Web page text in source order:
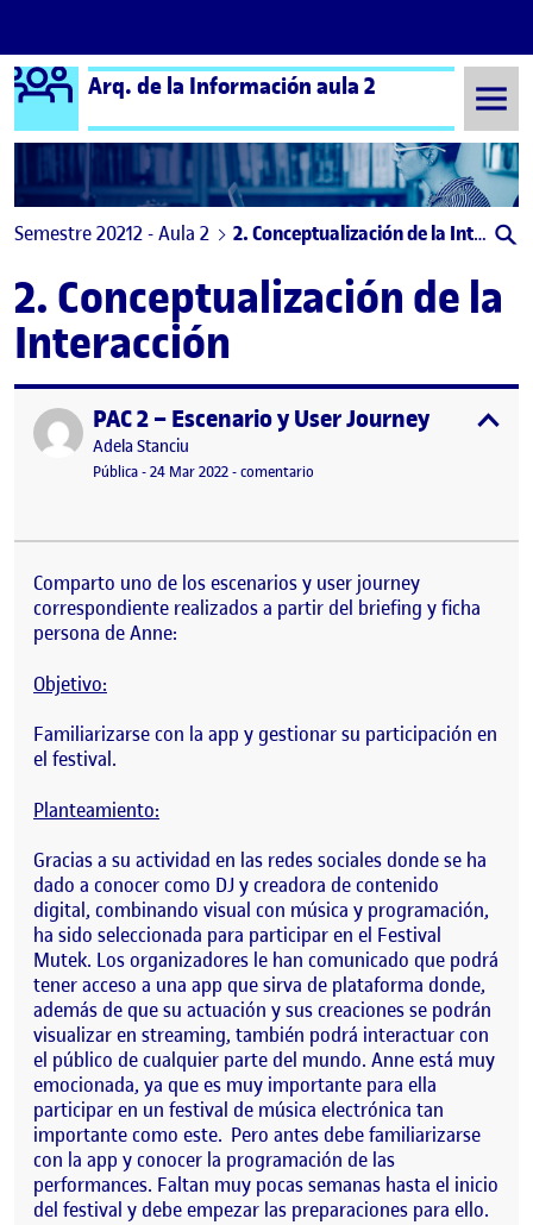
Saltar al contenido
Logo Ágora
Arq. de la Información aula 2
Semestre 20212 - Aula 2 2. Conceptualización de la Interacción
2. Conceptualización de la
Interacción
Publicado porPAC 2 – Escenario y User Journey
Publicado por
Adela Stanciu
Visibilidad:
Pública-Fecha de publicación
24 Mar 20225 abril, 2022 8:54 am
-comentario
Comparto uno de los escenarios y user journey
correspondiente realizados a partir del briefing y ficha
persona de Anne:
Objetivo:
Familiarizarse con la app y gestionar su participación en
el festival.
Planteamiento:
Gracias a su actividad en las redes sociales donde se ha
dado a conocer como DJ y creadora de contenido
digital, combinando visual con música y programación,
ha sido seleccionada para participar en el Festival
Mutek. Los organizadores le han comunicado que podrá
tener acceso a una app que sirva de plataforma donde,
además de que su actuación y sus creaciones se podrán
visualizar en streaming, también podrá interactuar con
el público de cualquier parte del mundo. Anne está muy
emocionada, ya que es muy importante para ella
participar en un festival de música electrónica tan
importante como este. Pero antes debe familiarizarse
con la app y conocer la programación de las
performances. Faltan muy pocas semanas hasta el inicio
del festival y debe empezar las preparaciones para ello.